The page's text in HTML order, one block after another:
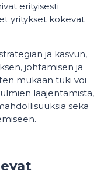
erityisesti
yritykset kokevat
ja kasvun,
johtamisen ja
mukaan tuki voi
laajentamista,
sekä